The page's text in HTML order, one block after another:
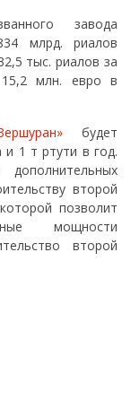
завода
млрд. риалов
тыс. риалов за
млн. евро в
будет
и 1 т ртути в год.
второй
позволит
мощности
второй